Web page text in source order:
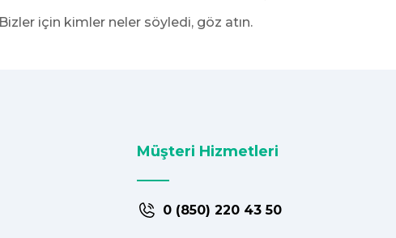
Bizler için kimler neler söyledi, göz atın.
Müşteri Hizmetleri
0 (850) 220 43 50